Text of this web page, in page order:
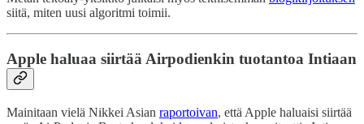
siitä, miten uusi algoritmi toimii.
Apple haluaa siirtää Airpodienkin tuotantoa Intiaan
Mainitaan vielä Nikkei Asian raportoivan, että Apple haluaisi siirtää